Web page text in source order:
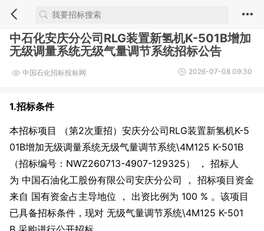
中石化安庆分公司RLG装置新氢机K-501B增加
无级调量系统无级气量调节系统招标公告
中国石化招标投标网 2026-07-08 09:30
1.招标条件
本招标项目 （第2次重招）安庆分公司RLG装置新氢机K-5
01B增加无级调量系统无级气量调节系统\4M125 K-501B
（招标编号：NWZ260713-4907-129325） ， 招标人
为 中国石油化工股份有限公司安庆分公司 ， 招标项目资金
来自 国有资金占主导地位 ， 出资比例为 100 % 。该项目
已具备招标条件，现对 无级气量调节系统\4M125 K-501